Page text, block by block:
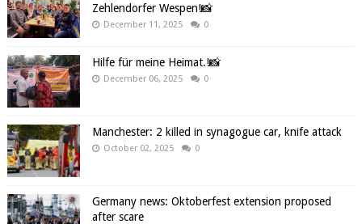
Zehlendorfer Wespen!📸
December 11, 2025 0
Hilfe für meine Heimat.!📸
December 06, 2025 0
Manchester: 2 killed in synagogue car, knife attack
October 02, 2025 0
Germany news: Oktoberfest extension proposed
after scare